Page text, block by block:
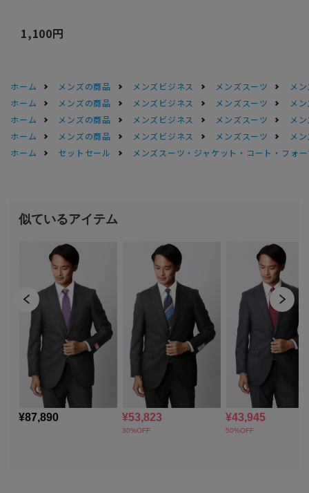
1,100円
ホーム メンズの商品 メンズビジネス メンズスーツ
メ
ホーム
メンズの商品 メンズビジネス メンズスーツ
メ
ホーム
メンズの商品 メンズビジネス メンズスーツ
メ
ホーム
メンズの商品 メンズビジネス メンズスーツ
メ
ホーム
セットセール メンズスーツ・ジャケット・コート・フォ